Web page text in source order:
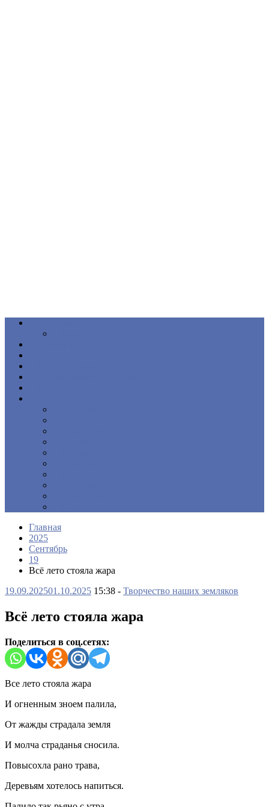
Главная
2025
Сентябрь
19
Всё лето стояла жара
19.09.202501.10.2025 15:38 - Творчество наших земляков
Всё лето стояла жара
Поделиться в соц.сетях:
Все лето стояла жара
И огненным зноем палила,
От жажды страдала земля
И молча страданья сносила.
Повысохла рано трава,
Деревьям хотелось напиться.